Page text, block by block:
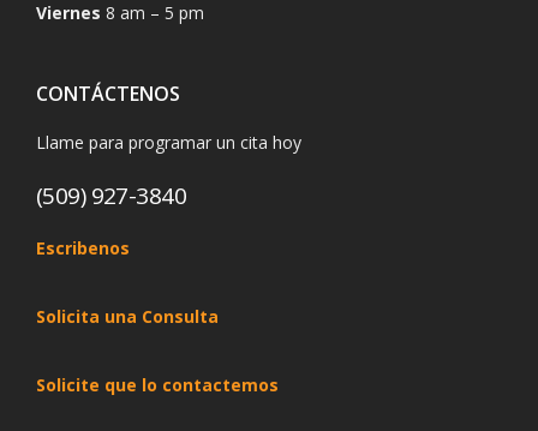
Viernes 8 am – 5 pm
CONTÁCTENOS
Llame para programar un cita hoy
(509) 927-3840
Escribenos
Solicita una Consulta
Solicite que lo contactemos